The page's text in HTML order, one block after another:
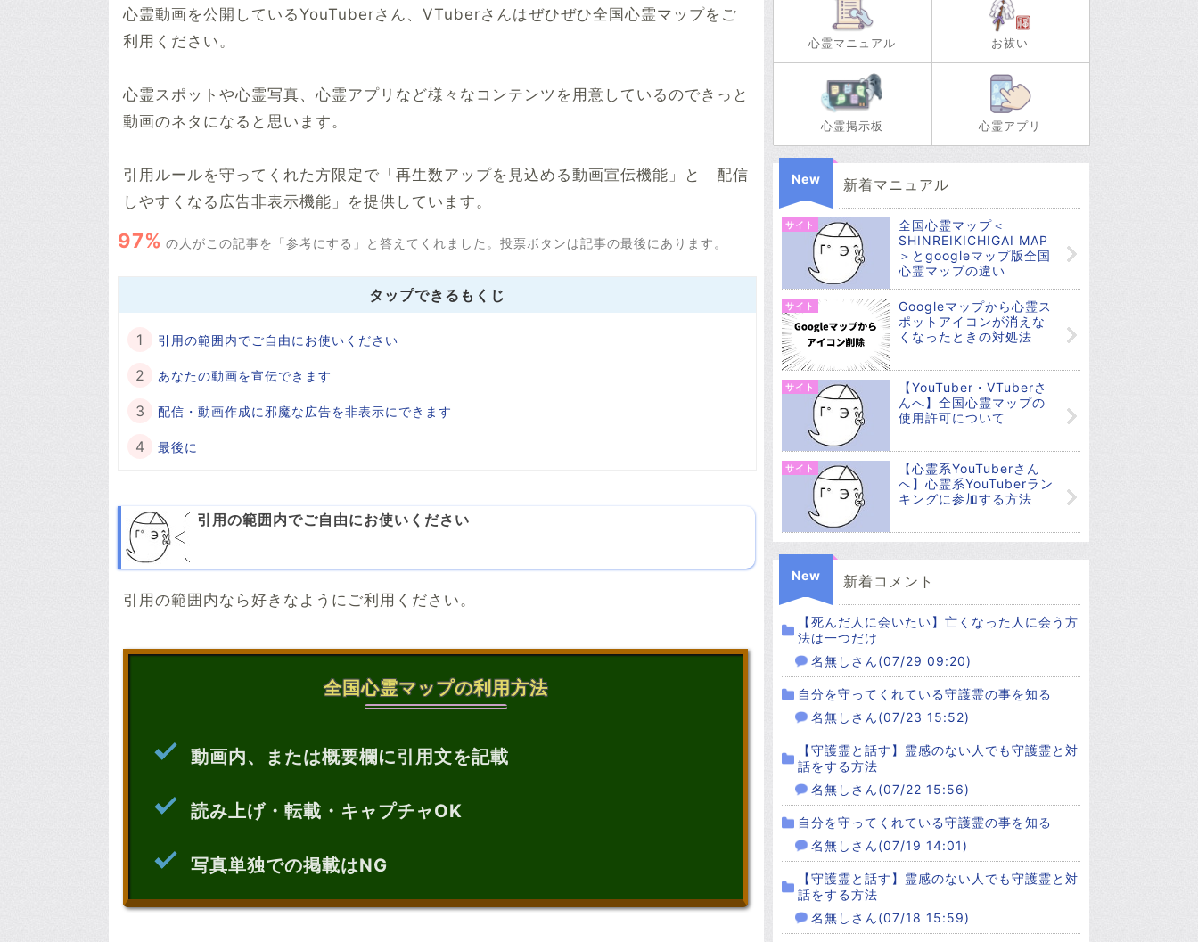
心霊動画を公開しているYouTuberさん、VTuberさんはぜひぜひ全国心霊マップをご
利用ください。
心霊スポットや心霊写真、心霊アプリなど様々なコンテンツを用意しているのできっと
動画のネタになると思います。
引用ルールを守ってくれた方限定で「再生数アップを見込める動画宣伝機能」と「配信
しやすくなる広告非表示機能」を提供しています。
97% の人がこの記事を「参考にする」と答えてくれました。投票ボタンは記事の最後にあります。
タップできるもくじ
引用の範囲内でご自由にお使いください
あなたの動画を宣伝できます
配信・動画作成に邪魔な広告を非表示にできます
最後に
引用の範囲内でご自由にお使いください
引用の範囲内なら好きなようにご利用ください。
全国心霊マップの利用方法
動画内、または概要欄に引用文を記載
読み上げ・転載・キャプチャOK
写真単独での掲載はNG
心霊マニュアル お祓い
心霊掲示板 心霊アプリ
New 新着マニュアル
サイト
全国心霊マップ＜
SHINREIKICHIGAI MAP
＞とgoogleマップ版全国
心霊マップの違い
サイト
Googleマップから心霊ス
ポットアイコンが消えな
くなったときの対処法
サイト
【YouTuber・VTuberさ
んへ】全国心霊マップの
使用許可について
サイト
【心霊系YouTuberさん
へ】心霊系YouTuberラン
キングに参加する方法
New 新着コメント
【死んだ人に会いたい】亡くなった人に会う方
法は一つだけ
名無しさん(07/29 09:20)
自分を守ってくれている守護霊の事を知る
名無しさん(07/23 15:52)
【守護霊と話す】霊感のない人でも守護霊と対
話をする方法
名無しさん(07/22 15:56)
自分を守ってくれている守護霊の事を知る
名無しさん(07/19 14:01)
【守護霊と話す】霊感のない人でも守護霊と対
話をする方法
名無しさん(07/18 15:59)